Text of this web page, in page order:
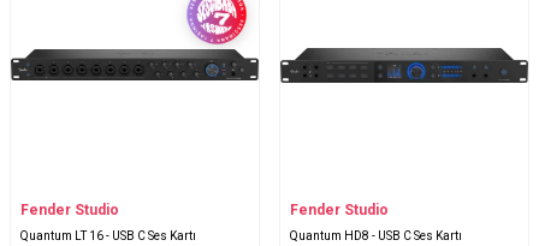
Fender Studio
Quantum LT 16 - USB C Ses Kartı
Fender Studio
Quantum HD8 - USB C Ses Kartı